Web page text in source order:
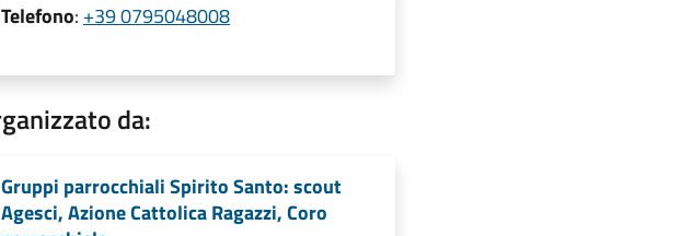
Telefono: +39 0795048008
da:
Gruppi parrocchiali Spirito Santo: scout
Agesci, Azione Cattolica Ragazzi, Coro